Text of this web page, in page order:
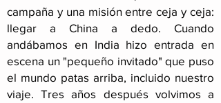
campaña y una misión entre ceja y ceja:
llegar a China a dedo. Cuando
andábamos en India hizo entrada en
escena un "pequeño invitado" que puso
el mundo patas arriba, incluido nuestro
viaje. Tres años después volvimos a